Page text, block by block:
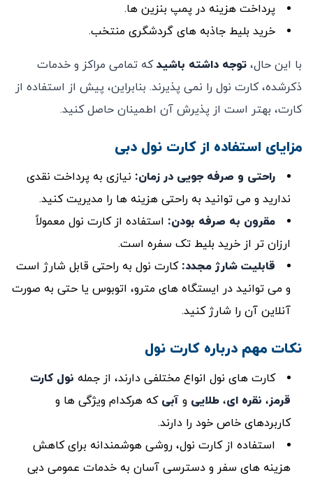
پرداخت هزینه در پمپ ‌بنزین‌ ها.
خرید بلیط جاذبه‌ های گردشگری منتخب.
با این حال، توجه داشته باشیدکه تمامی مراکز و خدمات
ذکرشده، کارت نول را نمی ‌پذیرند. بنابراین، پیش از استفاده از
کارت، بهتر است از پذیرش آن اطمینان حاصل کنید.
مزایای استفاده از کارت نول دبی
راحتی و صرفه ‌جویی در زمان: نیازی به پرداخت نقدی
ندارید و می ‌توانید به ‌راحتی هزینه‌ ها را مدیریت کنید.
مقرون‌ به ‌صرفه بودن: استفاده از کارت نول معمولاً
ارزان ‌تر از خرید بلیط تک‌ سفره است.
قابلیت شارژ مجدد: کارت نول به ‌راحتی قابل شارژ است
و می ‌توانید در ایستگاه‌ های مترو، اتوبوس یا حتی به صورت
آنلاین آن را شارژ کنید.
نکات مهم درباره کارت نول
کارت ‌های نول انواع مختلفی دارند، از جمله نول کارت
قرمز، نقره‌ ای، طلایی و آبی که هرکدام ویژگی ‌ها و
کاربردهای خاص خود را دارند.
استفاده از کارت نول، روشی هوشمندانه برای کاهش
هزینه‌ های سفر و دسترسی آسان به خدمات عمومی دبی